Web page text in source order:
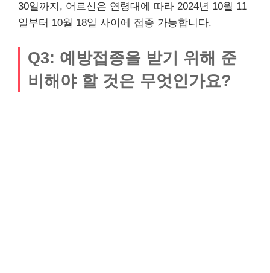
30일까지, 어르신은 연령대에 따라 2024년 10월 11
일부터 10월 18일 사이에 접종 가능합니다.
Q3: 예방접종을 받기 위해 준
비해야 할 것은 무엇인가요?